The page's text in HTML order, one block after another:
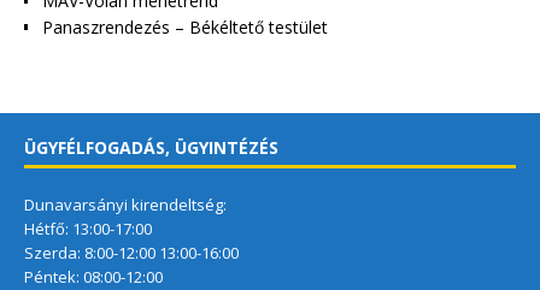
Panaszrendezés – Békéltető testület
ÜGYFÉLFOGADÁS, ÜGYINTÉZÉS
Dunavarsányi kirendeltség:
Hétfő: 13:00-17:00
Szerda: 8:00-12:00 13:00-16:00
Péntek: 08:00-12:00